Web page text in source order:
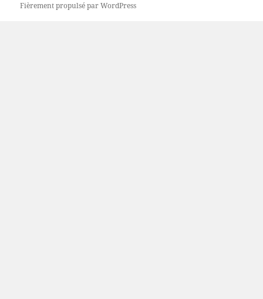
Fièrement propulsé par WordPress